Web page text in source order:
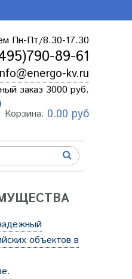
Пн-Пт/8.30-17.30
89-61
kv.ru
заказ 3000 руб.
Корзина: 0.00 руб
объектов в